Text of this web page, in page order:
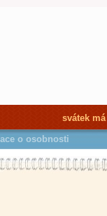
svátek má
o osobnosti